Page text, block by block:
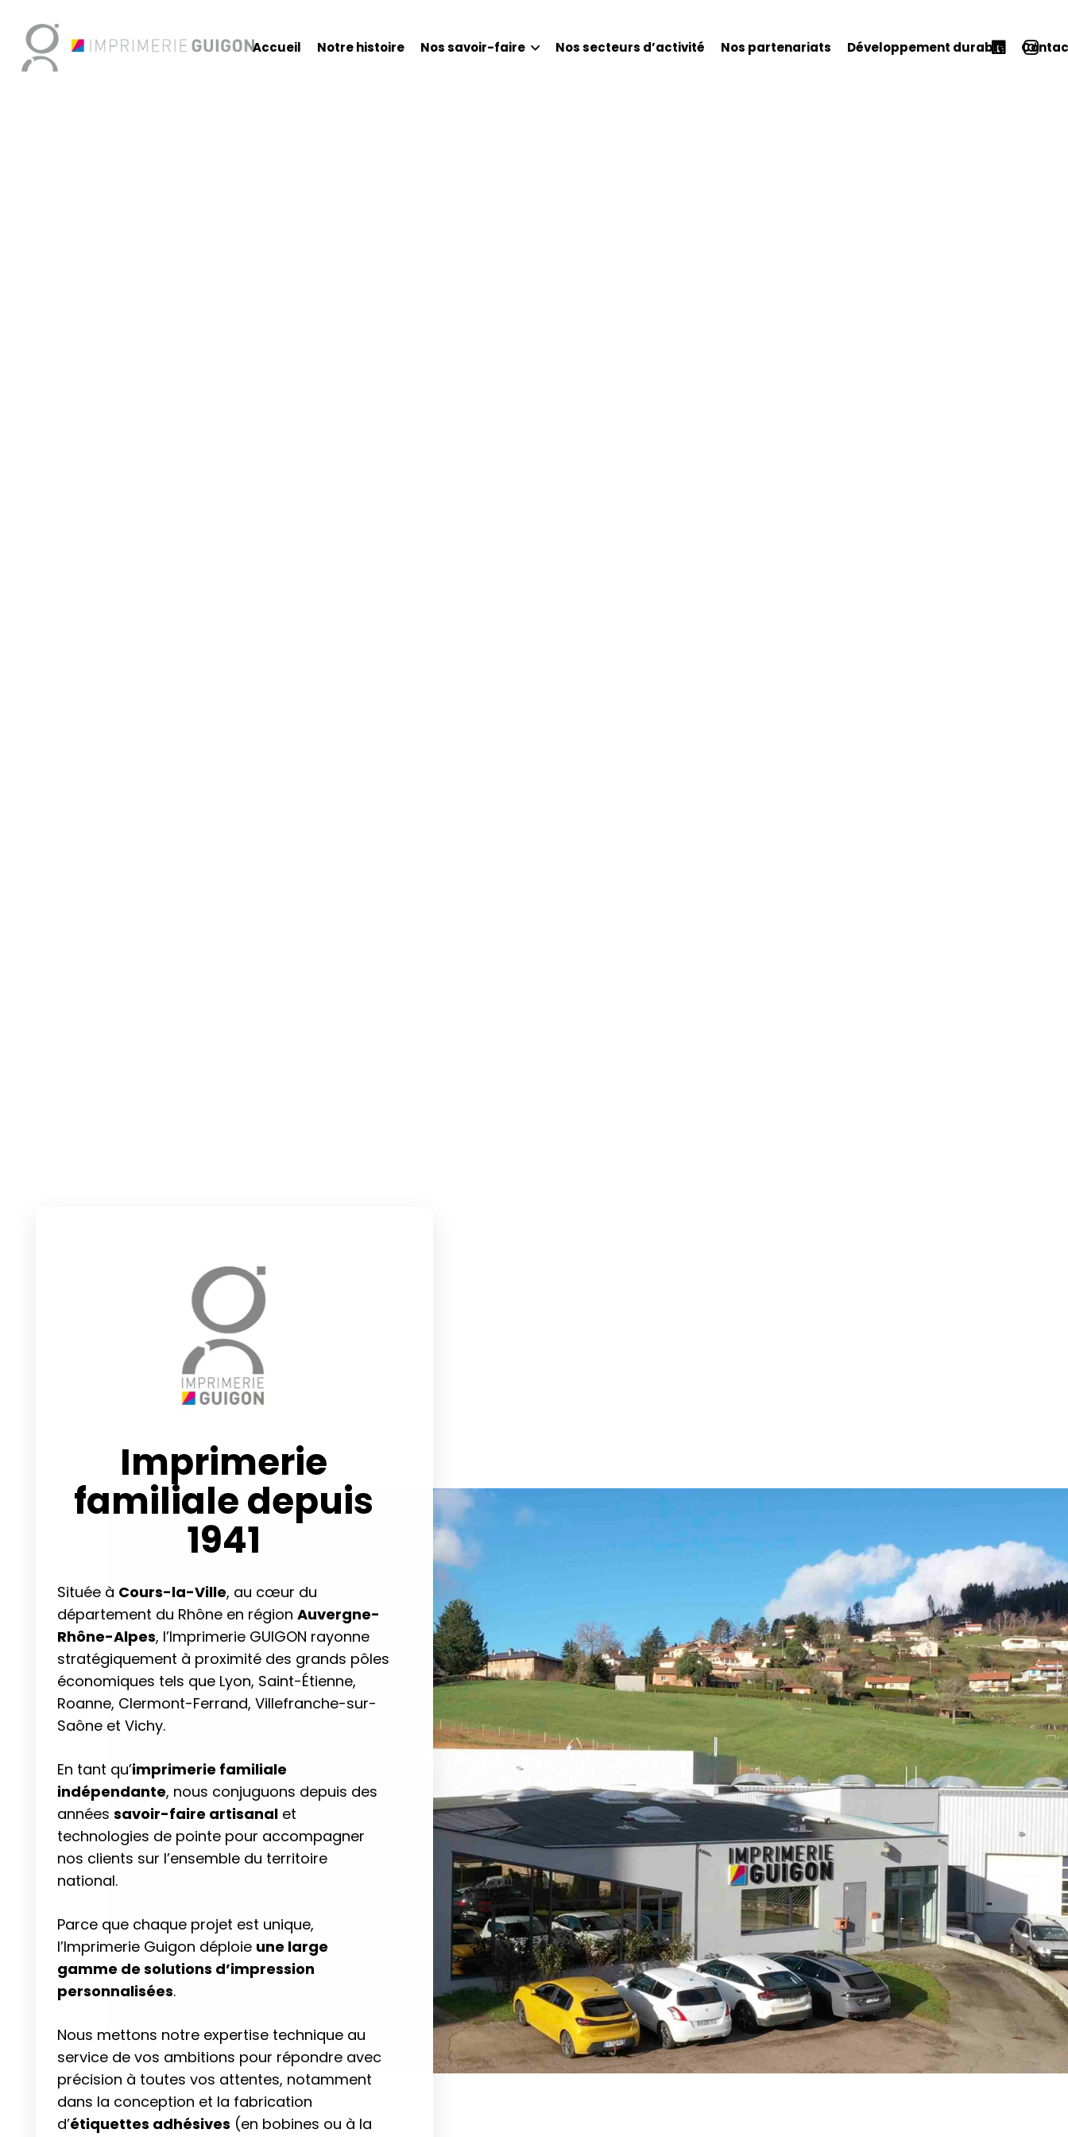
Accueil Notre histoire Nos savoir-faire Nos secteurs d’activité Nos partenariats Développement durable
Imprimerie
familiale depuis
1941
Située à Cours-la-Ville, au cœur du
département du Rhône en région Auvergne-
Rhône-Alpes, l’Imprimerie GUIGON rayonne
stratégiquement à proximité des grands pôles
économiques tels que Lyon, Saint-Étienne,
Roanne, Clermont-Ferrand, Villefranche-sur-
Saône et Vichy.
En tant qu’imprimerie familiale
indépendante, nous conjuguons depuis des
années savoir-faire artisanal et
technologies de pointe pour accompagner
nos clients sur l’ensemble du territoire
national.
Parce que chaque projet est unique,
l’Imprimerie Guigon déploie une large
gamme de solutions d’impression
personnalisées.
Nous mettons notre expertise technique au
service de vos ambitions pour répondre avec
précision à toutes vos attentes, notamment
dans la conception et la fabrication
d’étiquettes adhésives (en bobines ou à la